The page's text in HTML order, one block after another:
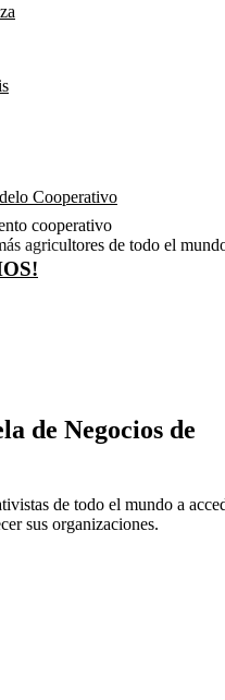
Cooperativo
cooperativo
agricultores de todo el
de Negocios de
de todo el mundo a
sus organizaciones.